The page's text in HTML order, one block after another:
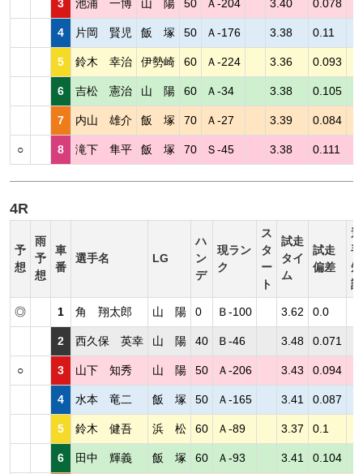
3 池浦 一博 山 陽 50 Ａ-204 3.40 0.078
4 片岡 賢児 飯 塚 50 Ａ-176 3.38 0.11
5 鈴木 幸治 伊勢崎 60 Ａ-224 3.36 0.093
6 吉松 憲治 山 陽 60 Ａ-34 3.38 0.105
7 内山 雄介 飯 塚 70 Ａ-27 3.39 0.084
○ 8 滝下 隼平 飯 塚 70 Ｓ-45 3.38 0.111
4R
予
想
雨
予
想
車
番
選手名 LG
ハ
ン
デ
現ラン
ク
ス
タ
ー
ト
試走
タイ
ム
試走
偏差
選
手
短
評
◎ 1 角 翔太郎 山 陽 0 Ｂ-100 3.62 0.0
2 西久保 英幸 山 陽 40 Ｂ-46 3.48 0.071
○ 3 山下 知秀 山 陽 50 Ａ-206 3.43 0.094
4 水本 竜二 飯 塚 50 Ａ-165 3.41 0.087
5 鈴木 健吾 浜 松 60 Ａ-89 3.37 0.1
6 田中 輝義 飯 塚 60 Ａ-93 3.41 0.104